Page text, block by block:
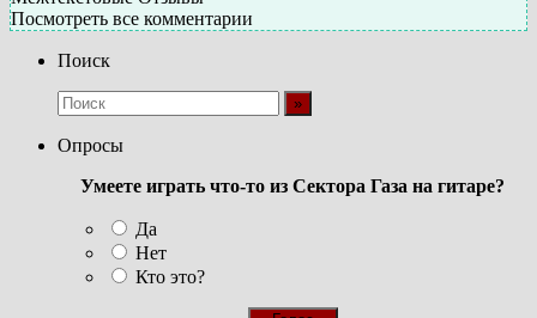
Посмотреть все комментарии
Поиск
Опросы
Умеете играть что-то из Сектора Газа на гитаре?
Да
Нет
Кто это?